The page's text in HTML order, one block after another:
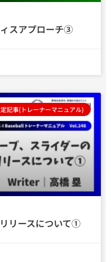
スアプローチ③
記事(トレーナーマニュアル)
リースについて①